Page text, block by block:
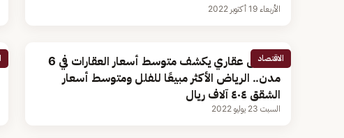
الأربعاء 19 أكتوبر 2022
الاقتصاد
مختص عقاري يكشف متوسط أسعار العقارات في 6
مدن.. الرياض الأكثر مبيعًا للفلل ومتوسط أسعار
الشقق ٤٠٤ آلاف ريال
السبت 23 يوليو 2022